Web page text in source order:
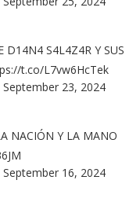
D14N4 S4L4Z4R Y SUS
t.co/L7vw6HcTek
September 23, 2024
NACIÓN Y LA MANO
September 16, 2024